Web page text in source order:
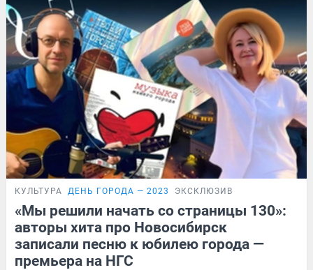
КУЛЬТУРА ДЕНЬ ГОРОДА — 2023 ЭКСКЛЮЗИВ
«Мы решили начать со страницы 130»:
авторы хита про Новосибирск
записали песню к юбилею города —
премьера на НГС